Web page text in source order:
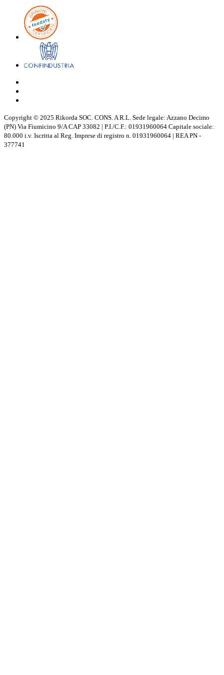
Copyright © 2025 Rikorda SOC. CONS. A R.L. Sede legale: Azzano Decimo
(PN) Via Fiumicino 9/A CAP 33082 | P.I./C.F.: 01931960064 Capitale sociale:
80.000 i.v. Iscritta al Reg. Imprese di registro n. 01931960064 | REA PN -
377741